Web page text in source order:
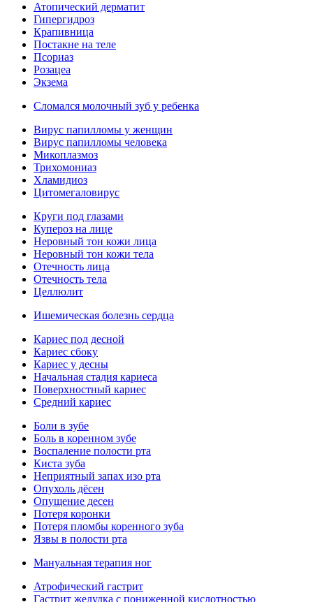
Атопический дерматит
Гипергидроз
Крапивница
Постакне на теле
Псориаз
Розацеа
Экзема
Сломался молочный зуб у ребенка
Вирус папилломы у женщин
Вирус папилломы человека
Микоплазмоз
Трихомониаз
Хламидиоз
Цитомегаловирус
Круги под глазами
Купероз на лице
Неровный тон кожи лица
Неровный тон кожи тела
Отечность лица
Отечность тела
Целлюлит
Ишемическая болезнь сердца
Кариес под десной
Кариес сбоку
Кариес у десны
Начальная стадия кариеса
Поверхностный кариес
Средний кариес
Боли в зубе
Боль в коренном зубе
Воспаление полости рта
Киста зуба
Неприятный запах изо рта
Опухоль дёсен
Опущение десен
Потеря коронки
Потеря пломбы коренного зуба
Язвы в полости рта
Мануальная терапия ног
Атрофический гастрит
Гастрит желудка с пониженной кислотностью